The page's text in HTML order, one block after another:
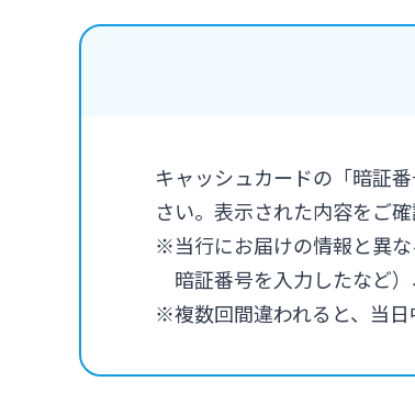
キャッシュカードの「暗証
さい。表示された内容をご
※当行にお届けの情報と異
暗証番号を入力したなど）
※複数回間違われると、当日